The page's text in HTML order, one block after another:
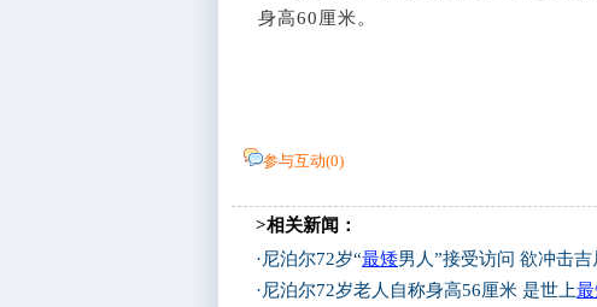
身高60厘米。
参与互动(0)
>相关新闻：
·尼泊尔72岁“最矮男人”接受访问 欲冲击吉
·尼泊尔72岁老人自称身高56厘米 是世上